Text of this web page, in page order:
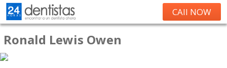
CAll NOW
Ronald Lewis Owen